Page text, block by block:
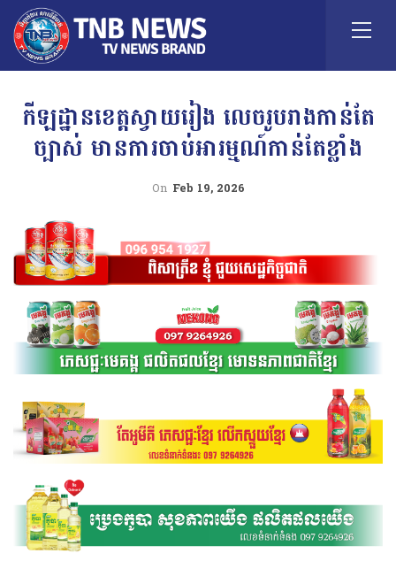
កីឡដ្ឋានខេត្តស្វាយរៀង លេចរូបរាងកាន់តែ
ច្បាស់ មានការចាប់អារម្មណ៍កាន់តែខ្លាំង
On Feb 19, 2026